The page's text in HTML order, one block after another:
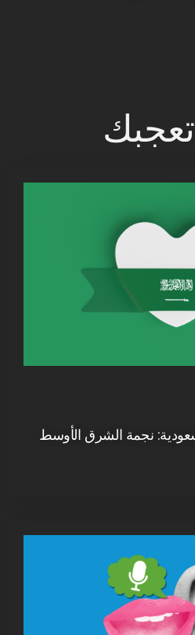
نجمة الشرق الأوسط